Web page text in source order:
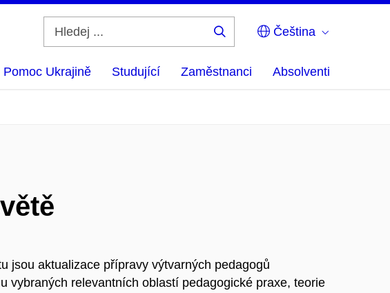
Čeština
Pomoc Ukrajině Studující Zaměstnanci Absolventi
jsou aktualizace přípravy výtvarných pedagogů
vybraných relevantních oblastí pedagogické praxe, teorie